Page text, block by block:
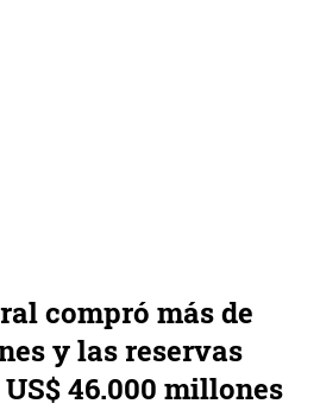
compró más de
y las reservas
46.000 millones